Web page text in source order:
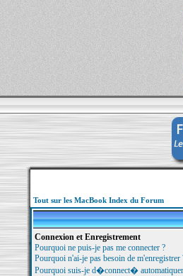
Tout sur les MacBook Index du Forum
Connexion et Enregistrement
Pourquoi ne puis-je pas me connecter ?
Pourquoi n'ai-je pas besoin de m'enregistrer
Pourquoi suis-je d�connect�